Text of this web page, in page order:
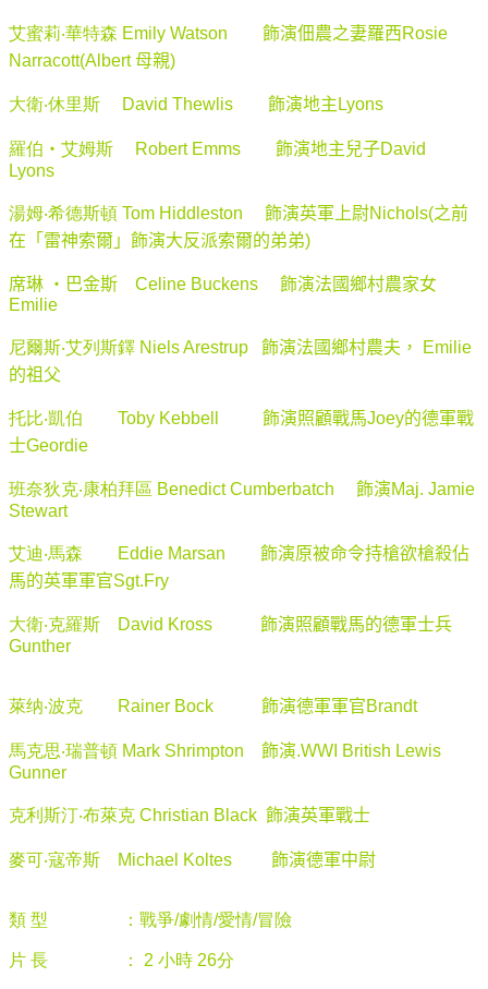
艾蜜莉‧華特森 Emily Watson 飾演佃農之妻羅西Rosie
Narracott(Albert 母親)
大衛‧休里斯 David Thewlis 飾演地主 Lyons
羅伯 ‧ 艾姆斯 Robert Emms 飾演地主兒子David
Lyons
湯姆‧希德斯頓 Tom Hiddleston 飾演英軍上尉Nichols(之前
在「雷神索爾」飾演大反派索爾的弟弟)
席琳 ‧巴金斯 Celine Buckens 飾演法國鄉村農家女
Emilie
尼爾斯‧艾列斯鐸 Niels Arestrup 飾演法國鄉村農夫，
Emilie
的祖父
托比‧凱伯 Toby Kebbell 飾演照顧戰馬Joey的德軍戰
士Geordie
班奈狄克‧康柏拜區 Benedict Cumberbatch 飾演Maj. Jamie
Stewart
艾迪‧馬森 Eddie Marsan
飾演原被命令持槍欲槍殺佔
馬的英軍軍官Sgt.Fry
大衛‧克羅斯 David Kross
飾演照顧戰馬的德軍士兵
Gunther
萊纳‧波克 Rainer Bock 飾演德軍軍官Brandt
馬克思‧瑞普頓 Mark Shrimpton 飾演.WWI British Lewis
Gunner
克利斯汀‧布萊克 Christian Black 飾演英軍戰士
麥可‧寇帝斯 Michael Koltes 飾演德軍中尉
類 型 ：戰爭/劇情/愛情/冒險
片 長 ： 2 小時 26分